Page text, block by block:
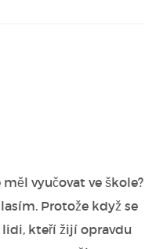
vyučovat ve škole?
Protože když se
kteří žijí opravdu